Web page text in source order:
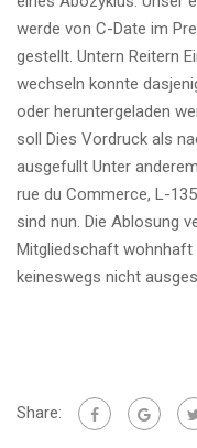
werde von C-Date im
gestellt. Untern Reitern
wechseln konnte
oder heruntergeladen
soll Dies Vordruck als
ausgefullt Unter
rue du Commerce, L-
sind nun. Die Ablosung
Mitgliedschaft wohnhaft
keineswegs nicht
Share: